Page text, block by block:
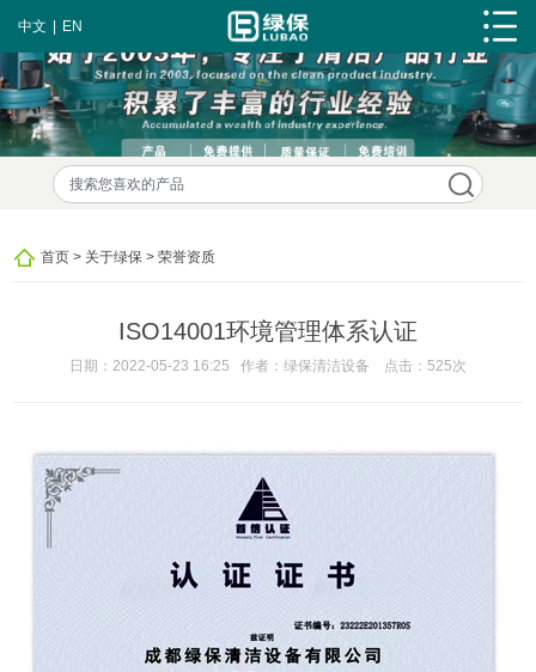
中文 EN
首页 > 关于绿保 >荣誉资质
ISO14001环境管理体系认证
日期：2022-05-23 16:25 作者：绿保清洁设备 点击： 525次